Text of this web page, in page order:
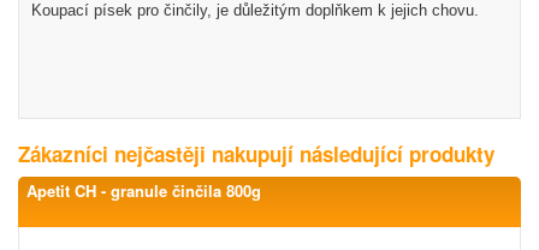
Koupací písek pro činčily, je důležitým doplňkem k jejich chovu.
Zákazníci nejčastěji nakupují následující produkty
Apetit CH - granule činčila 800g